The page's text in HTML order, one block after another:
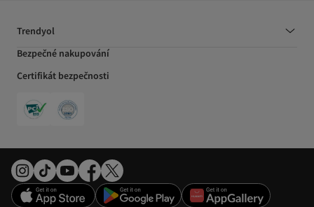
Trendyol
Bezpečné nakupování
Certifikát bezpečnosti